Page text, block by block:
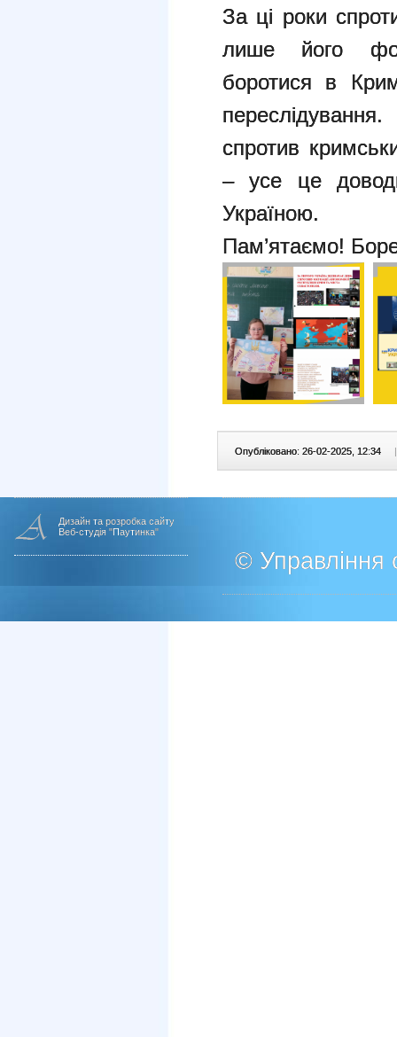
За ці роки
лише його
боротися в
спротив
– усе це
Україною.
Пам’ятаємо!
Опубліковано: 26-02-2025, 12:34 |
Дизайн та розробка сайту
Веб-студія "Паутинка"
© Управління